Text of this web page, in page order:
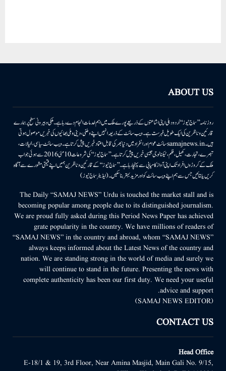
ABOUT US
روزنامہ ’’سماج نیوز‘‘ اُردو دہلی اپنی اشاعتوں کے ذریعے پورے ملک میں اہم خدمات انجام دے رہا ہے۔ ملکی وبیرونی سطح پر ہمارے
قارئین وناظرین کی ایک طویل فہرست ہے۔ ویب سائٹ کے ذریعہ انہیں اپنے وطنی، دینی وملی بھائیوں کی خبریں موصول ہوتی
ہیں۔samajnews.inسائٹ عوام اور انفراد میں دنیا بھر کی قابل اعتماد خبریں پیش کرتا ہے۔ ویب سائٹ سیاسی، خیالات،
تبصرے، تجارت، کھیل، فلم، ٹیکنالوجی جیسی خبریں پیش کرتا ہے۔ ’’سماج نیوز‘‘ کی شروعات 10مئی 2016 سے ہوئی جو اب
ملک کے کروڑوں افراد تک اپنی آواز کامیابی سے پہنچا رہا ہے۔ ’’سماج نیوز‘‘ کے قارئین وناظرین ہمیں اپنے قیمتی مشورے سے آگاہ
کریں یا بتائیں جس سے ہم اپنے ویب سائٹ کو اور مزید بہتر بناسکیں۔ (ایڈیٹر سماج نیوز)
The Daily “SAMAJ NEWS” Urdu is touched the market stall and is
becoming popular among people due to its distinguished journalism.
We are proud fully asked during this Period News Paper has achieved
grate popularity in the country. We have millions of readers of
“SAMAJ NEWS” in the country and abroad, whom “SAMAJ NEWS”
always keeps informed about the Latest News of the country and
nation. We are standing strong in the world of media and surely we
will continue to stand in the future. Presenting the news with
complete authenticity has been our first duty. We need your useful
advice and support.
(SAMAJ NEWS EDITOR)
CONTACT US
Head Office
E-18/1 & 19, 3rd Floor, Near Amina Masjid, Main Gali No. 9/15,